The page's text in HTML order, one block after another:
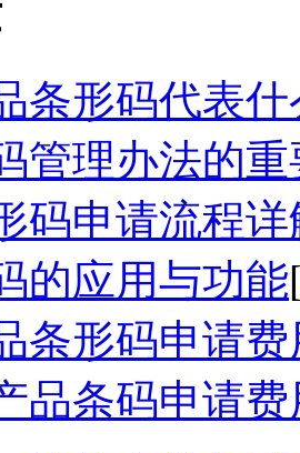
条形码代表
管理办法的
码申请流程详
的应用与功能
条形码申请
品条码申请